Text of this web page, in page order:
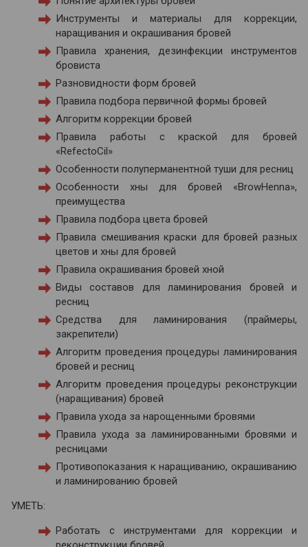
Инструменты и материалы для коррекции,
наращивания и окрашивания бровей
Правила хранения, дезинфекции инструментов
бровиста
Разновидности форм бровей
Правила подбора первичной формы бровей
Алгоритм коррекции бровей
Правила работы с краской для бровей
«RefectoCil»
Особенности полуперманентной туши для ресниц
Особенности хны для бровей «BrowHenna»,
преимущества
Правила подбора цвета бровей
Правила смешивания краски для бровей разных
цветов и хны для бровей
Правила окрашивания бровей хной
Виды составов для ламинирования бровей и
ресниц
Средства для ламинирования (праймеры,
закрепители)
Алгоритм проведения процедуры ламинирования
бровей и ресниц
Алгоритм проведения процедуры реконструкции
(наращивания) бровей
Правила ухода за нарощенными бровями
Правила ухода за ламинированными бровями и
ресницами
Противопоказания к наращиванию, окрашиванию
и ламинированию бровей
УМЕТЬ:
Работать с инструментами для коррекции и